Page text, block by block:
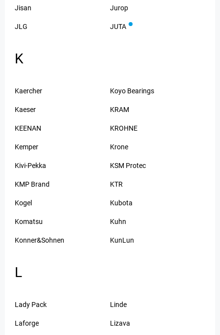
Jisan
JLG
Jurop
JUTA
K
Kaercher
Kaeser
KEENAN
Kemper
Kivi-Pekka
KMP Brand
Kogel
Komatsu
Konner&Sohnen
Koyo Bearings
KRAM
KROHNE
Krone
KSM Protec
KTR
Kubota
Kuhn
KunLun
L
Lady Pack
Laforge
Linde
Lizava